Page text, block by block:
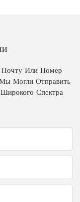
Почту Или Номер
Могли Отправить
Спектра